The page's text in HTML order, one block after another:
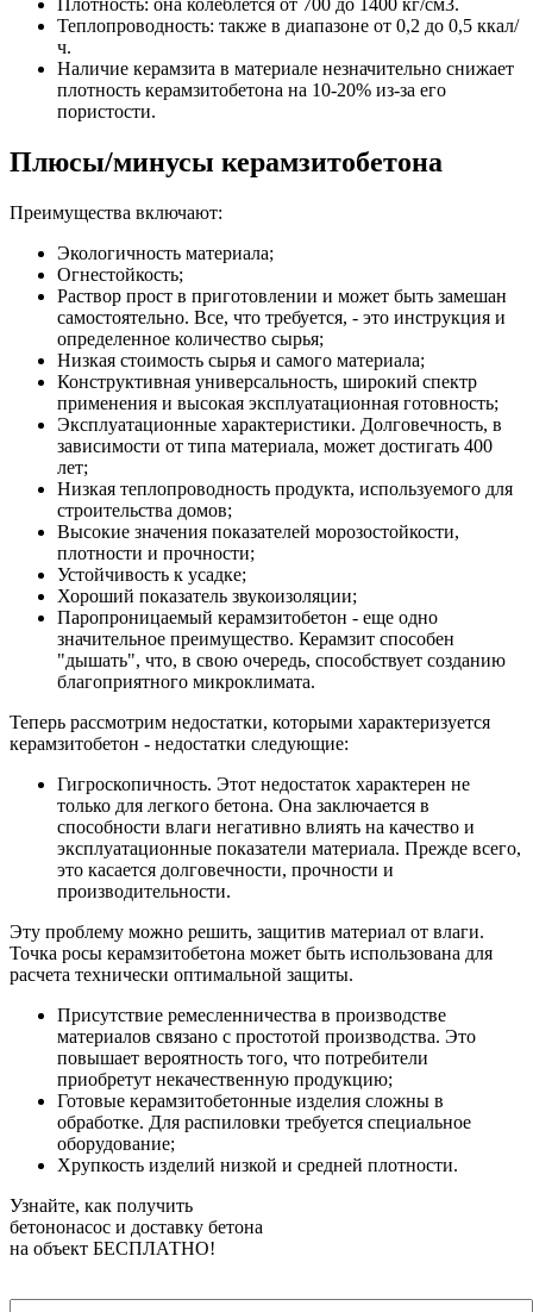
Теплопроводность: также в диапазоне от 0,2 до 0,5 ккал/
ч.
Наличие керамзита в материале незначительно снижает
плотность керамзитобетона на 10-20% из-за его
пористости.
Плюсы/минусы керамзитобетона
Преимущества включают:
Экологичность материала;
Огнестойкость;
Раствор прост в приготовлении и может быть замешан
самостоятельно. Все, что требуется, - это инструкция и
определенное количество сырья;
Низкая стоимость сырья и самого материала;
Конструктивная универсальность, широкий спектр
применения и высокая эксплуатационная готовность;
Эксплуатационные характеристики. Долговечность, в
зависимости от типа материала, может достигать 400
лет;
Низкая теплопроводность продукта, используемого для
строительства домов;
Высокие значения показателей морозостойкости,
плотности и прочности;
Устойчивость к усадке;
Хороший показатель звукоизоляции;
Паропроницаемый керамзитобетон - еще одно
значительное преимущество. Керамзит способен
"дышать", что, в свою очередь, способствует созданию
благоприятного микроклимата.
Теперь рассмотрим недостатки, которыми характеризуется
керамзитобетон - недостатки следующие:
Гигроскопичность. Этот недостаток характерен не
только для легкого бетона. Она заключается в
способности влаги негативно влиять на качество и
эксплуатационные показатели материала. Прежде всего,
это касается долговечности, прочности и
производительности.
Эту проблему можно решить, защитив материал от влаги.
Точка росы керамзитобетона может быть использована для
расчета технически оптимальной защиты.
Присутствие ремесленничества в производстве
материалов связано с простотой производства. Это
повышает вероятность того, что потребители
приобретут некачественную продукцию;
Готовые керамзитобетонные изделия сложны в
обработке. Для распиловки требуется специальное
оборудование;
Хрупкость изделий низкой и средней плотности.
Узнайте, как получить
бетононасос и доставку бетона
на объект БЕСПЛАТНО!